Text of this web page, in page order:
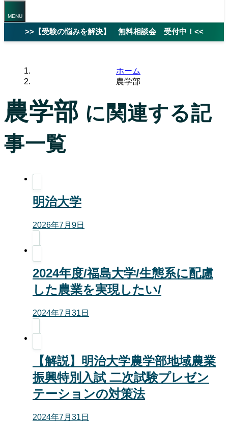
>>【受験の悩みを解決】 無料相談会 受付中！<<
ホーム
農学部
農学部 に関連する記
事一覧
明治大学
2026年7月9日
2024年度/福島大学/生態系に配慮
した農業を実現したい/
2024年7月31日
【解説】明治大学農学部地域農業
振興特別入試 二次試験プレゼン
テーションの対策法
2024年7月31日